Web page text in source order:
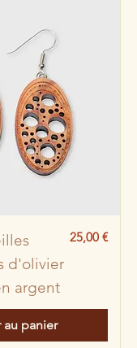
d'olivier
argent
Prix
25,00 €
panier